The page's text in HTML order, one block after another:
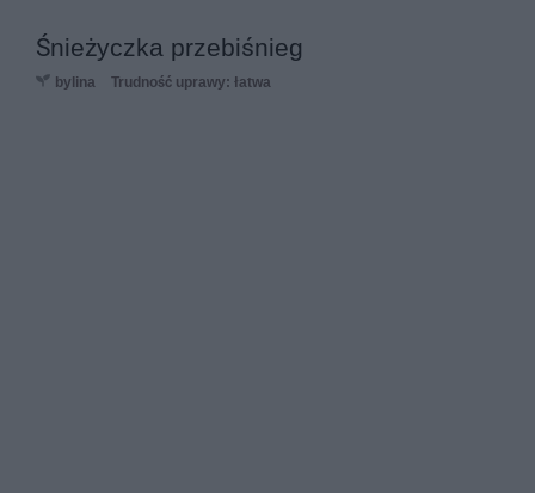
Śnieżyczka przebiśnieg
bylina Trudność uprawy: łatwa